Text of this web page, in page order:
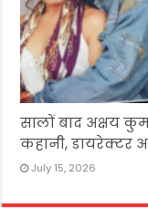
सालों बाद अक्षय
कहानी, डायरेक्टर
July 15, 2026